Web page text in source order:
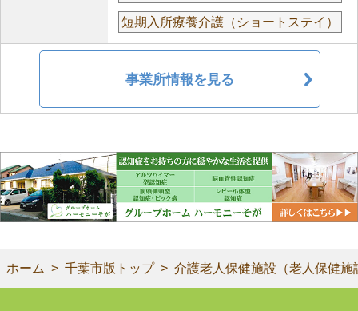
短期入所療養介護（ショートステイ）
事業所情報を見る
ホーム 千葉市版トップ 介護老人保健施設（老人保健施